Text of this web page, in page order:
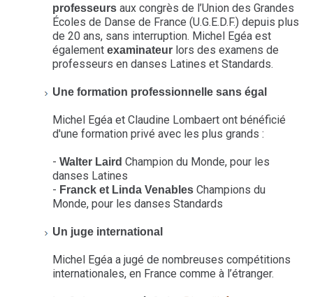
professeurs aux congrès de l’Union des Grandes
Écoles de Danse de France (U.G.E.D.F.) depuis plus
de 20 ans, sans interruption. Michel Egéa est
également examinateur lors des examens de
professeurs en danses Latines et Standards.
Une formation professionnelle sans égal
Michel Egéa et Claudine Lombaert ont bénéficié
d'une formation privé avec les plus grands :
- Walter Laird Champion du Monde, pour les
danses Latines
- Franck et Linda Venables Champions du
Monde, pour les danses Standards
Un juge international
Michel Egéa a jugé de nombreuses compétitions
internationales, en France comme à l’étranger.